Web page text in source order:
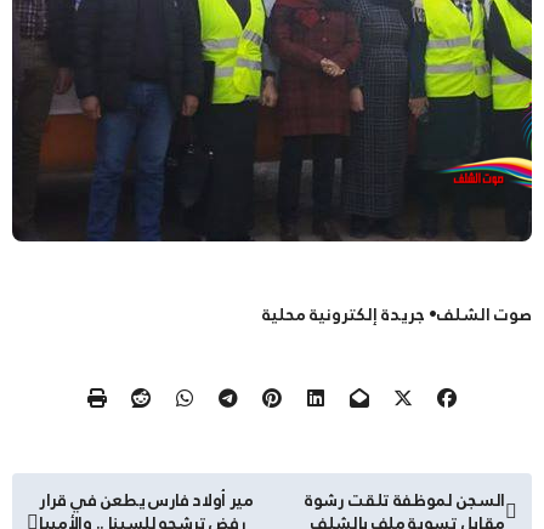
صوت الشلف• جريدة إلكترونية محلية
تصفّح
السجن لموظفة تلقت رشوة
مقابل تسوية ملف بالشلف
مير أولاد فارس يطعن في قرار
رفض ترشحه للسينا .. والأمبيا